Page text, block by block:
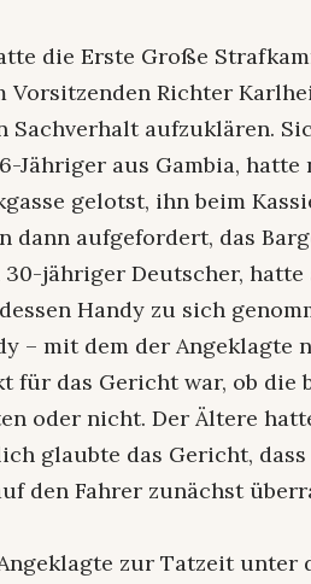
die Erste Große
Vorsitzenden Richter
Sachverhalt aufzuklären.
Jähriger aus Gambia,
gelotst, ihn beim
dann aufgefordert, das
jähriger Deutscher,
Handy zu sich
– mit dem der Angeklagte
für das Gericht war, ob die
oder nicht. Der Ältere
glaubte das Gericht,
den Fahrer zunächst
zur Tatzeit unter